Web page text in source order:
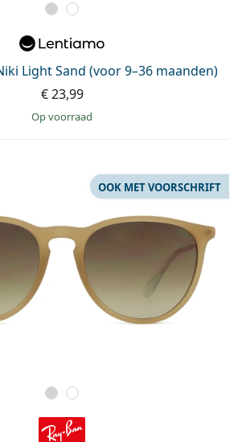
Light Sand (voor 9–36 maanden)
€ 23,99
op voorraad
OOK MET VOORSCHRIFT